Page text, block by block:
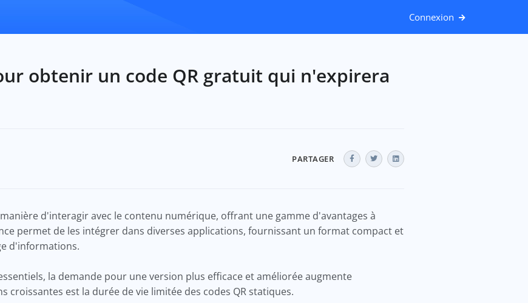
Connexion
obtenir un code QR gratuit qui n'expirera
PARTAGER
d'interagir avec le contenu numérique, offrant une gamme d'avantages à
permet de les intégrer dans diverses applications, fournissant un format compact et
d'informations.
la demande pour une version plus efficace et améliorée augmente
croissantes est la durée de vie limitée des codes QR statiques.